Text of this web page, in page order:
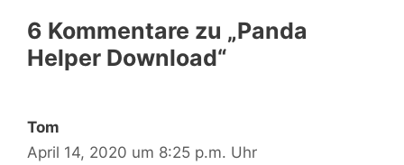
6 Kommentare zu „Panda
Helper Download“
Tom
April 14, 2020 um 8:25 p.m. Uhr